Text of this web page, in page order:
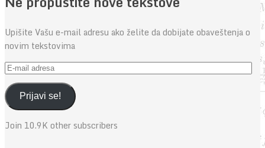
Upišite Vašu e-mail adresu ako želite da dobijate obaveštenja o
novim tekstovima
E-
mail
adresaPrijavi se!
Join 10.9K other subscribers